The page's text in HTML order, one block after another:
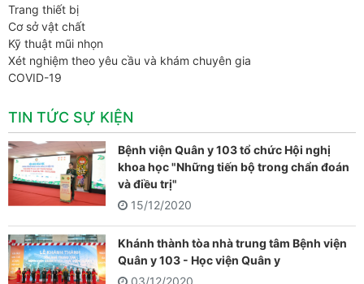
Trang thiết bị
Cơ sở vật chất
Kỹ thuật mũi nhọn
Xét nghiệm theo yêu cầu và khám chuyên gia
COVID-19
TIN TỨC SỰ KIỆN
Bệnh viện Quân y 103 tổ chức Hội nghị
khoa học "Những tiến bộ trong chẩn đoán
và điều trị"
15/12/2020
Khánh thành tòa nhà trung tâm Bệnh viện
Quân y 103 - Học viện Quân y
03/12/2020